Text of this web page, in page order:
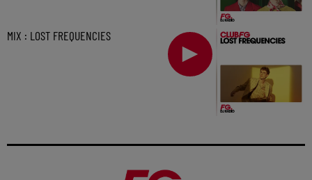
MIX : LOST FREQUENCIES